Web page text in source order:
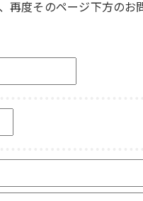
度そのページ下方のお